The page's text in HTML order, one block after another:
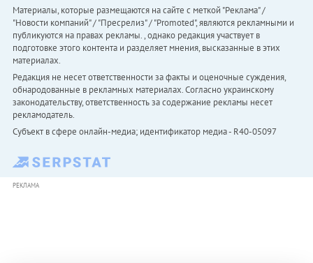
Материалы, которые размещаются на сайте с меткой "Реклама" /
"Новости компаний" / "Пресрелиз" / "Promoted", являются рекламными и
публикуются на правах рекламы. , однако редакция участвует в
подготовке этого контента и разделяет мнения, высказанные в этих
материалах.
Редакция не несет ответственности за факты и оценочные суждения,
обнародованные в рекламных материалах. Согласно украинскому
законодательству, ответственность за содержание рекламы несет
рекламодатель.
Субъект в сфере онлайн-медиа; идентификатор медиа - R40-05097
РЕКЛАМА